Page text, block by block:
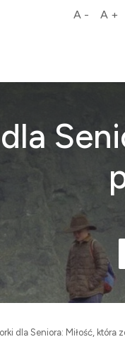
A - A +
dla Seniora: Miłość, która